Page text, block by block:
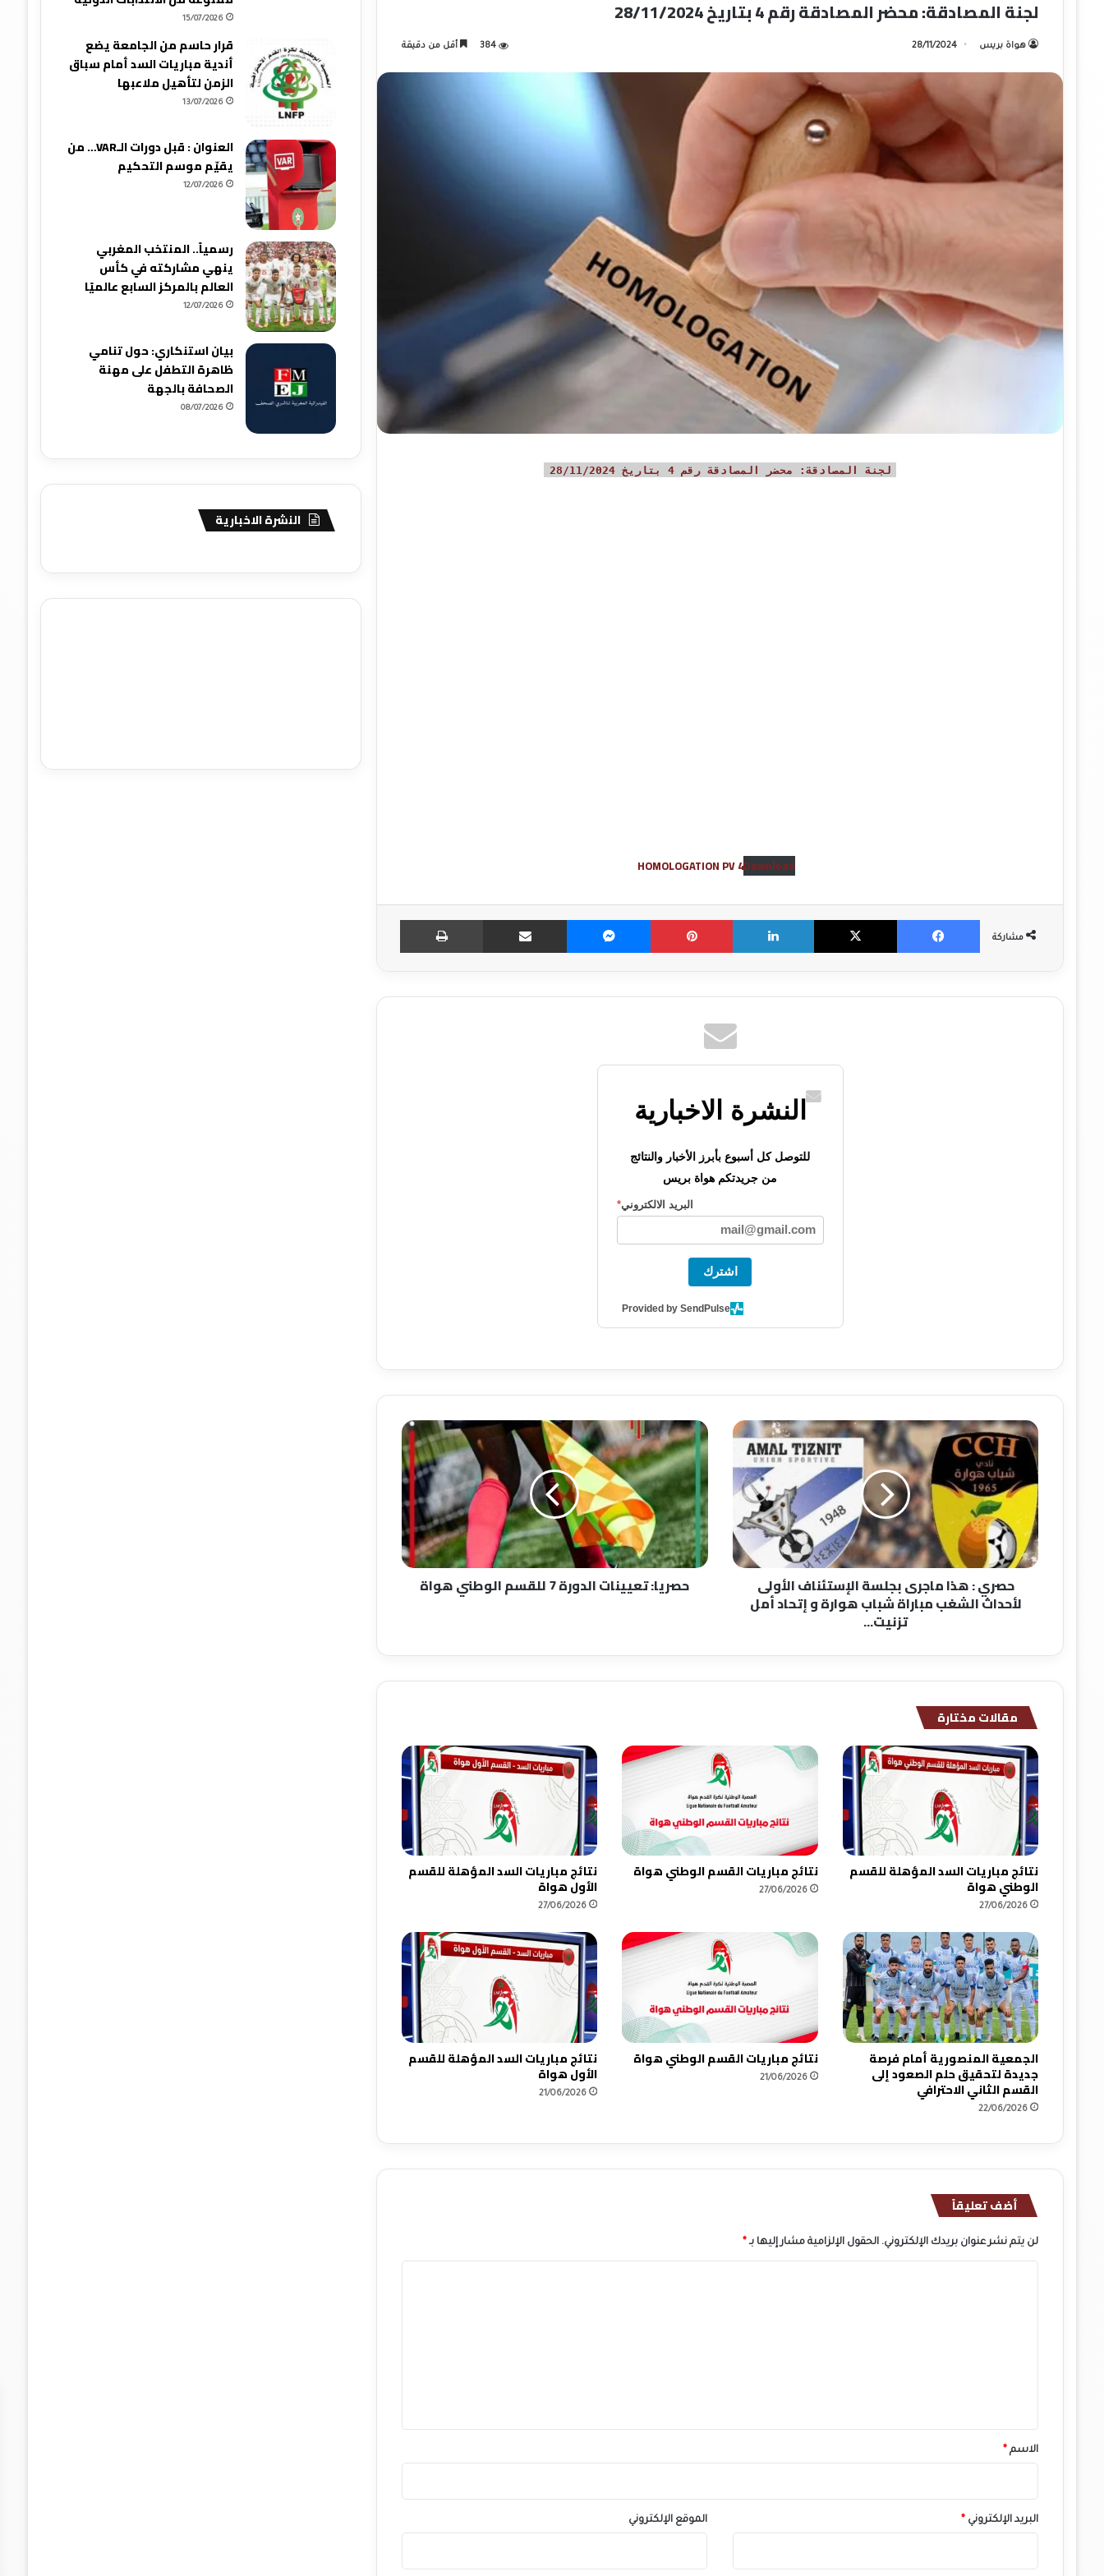
لجنة المصادقة: محضر المصادقة رقم 4 بتاريخ 28/11/2024
هواة بريس 28/11/2024
384 أقل من دقيقة
لجنة المصادقة: محضر المصادقة رقم 4 بتاريخ 28/11/2024
HOMOLOGATION PV 4Download
مشاركة
Facebook
X
LinkedIn
Pinterest
Messenger مشاركة عبر الإميل طباعة
النشرة الاخبارية
للتوصل كل أسبوع بأبرز الأخبار والنتائج
من جريدتكم هواة بريس
البريد الالكتروني*
اشترك
Provided by SendPulse
حصري
هذا
ماجرى
بجلسة
الإستئناف
الأولى
لأحداث
الشغب
مباراة
شباب
حصري : هذا ماجرى بجلسة الإستئناف الأولى
لأحداث الشغب مباراة شباب هوارة و إتحاد أمل
تزنيت...
حصريا:
تعيينات
الدورة
7
للقسم
الوطني
هواة
حصريا: تعيينات الدورة 7 للقسم الوطني هواة
مقالات مختارة
نتائج مباريات السد المؤهلة للقسم
الوطني هواة
27/06/2026
نتائج مباريات القسم الوطني هواة
27/06/2026
نتائج مباريات السد المؤهلة للقسم
الأول هواة
27/06/2026
الجمعية المنصورية أمام فرصة
جديدة لتحقيق حلم الصعود إلى
القسم الثاني الاحترافي
22/06/2026
نتائج مباريات القسم الوطني هواة
21/06/2026
نتائج مباريات السد المؤهلة للقسم
الأول هواة
21/06/2026
أضف تعليقاً
لن يتم نشر عنوان بريدك الإلكتروني. الحقول الإلزامية مشار إليها بـ *
*
الاسم *
البريد الإلكتروني * الموقع الإلكتروني
15/07/2026
قرار حاسم من الجامعة يضع
أندية مباريات السد أمام سباق
الزمن لتأهيل ملاعبها
13/07/2026
العنوان : قبل دورات الـVAR… من
يقيّم موسم التحكيم
12/07/2026
رسمياً.. المنتخب المغربي
ينهي مشاركته في كأس
العالم بالمركز السابع عالميًا
12/07/2026
بيان استنكاري: حول تنامي
ظاهرة التطفل على مهنة
الصحافة بالجهة
08/07/2026
النشرة الاخبارية